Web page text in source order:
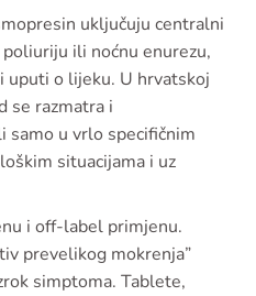
uključuju centralni
ili noćnu enurezu,
uputi o lijeku. U hrvatskoj
se razmatra i
samo u vrlo specifičnim
situacijama i uz
i off-label primjenu.
prevelikog mokrenja”
simptoma. Tablete,